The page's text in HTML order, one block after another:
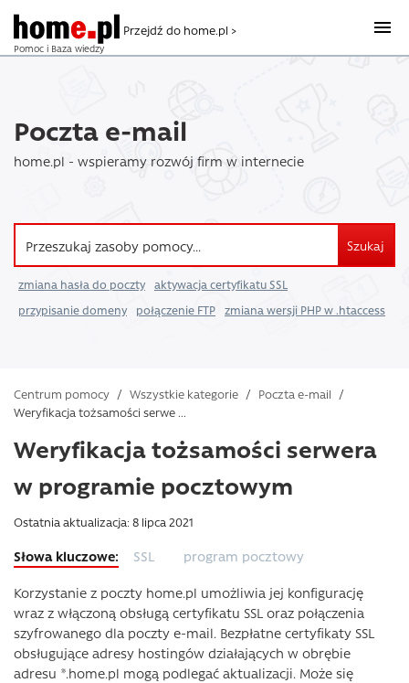
Pomoc i Baza wiedzy
Przejdź do home.pl >
Poczta e-mail
home.pl - wspieramy rozwój firm w internecie
Szukaj
zmiana hasła do poczty
aktywacja certyfikatu SSL
przypisanie domeny
połączenie FTP zmiana wersji PHP w .htaccess
Centrum pomocy / Wszystkie kategorie / Poczta e-mail /
Weryfikacja tożsamości serwe ...
Weryfikacja tożsamości serwera
w programie pocztowym
Ostatnia aktualizacja: 8 lipca 2021
SSL
program pocztowy
Korzystanie z poczty home.pl umożliwia jej konfigurację
wraz z włączoną obsługą certyfikatu SSL oraz połączenia
szyfrowanego dla poczty e-mail. Bezpłatne certyfikaty SSL
obsługujące adresy hostingów działających w obrębie
adresu *.home.pl mogą podlegać aktualizacji. Może się